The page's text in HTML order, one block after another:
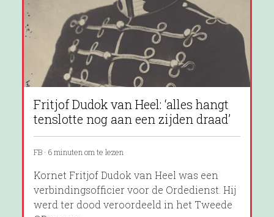
Fritjof Dudok van Heel: ‘alles hangt
tenslotte nog aan een zijden draad’
FB · 6 minuten om te lezen
Kornet Fritjof Dudok van Heel was een
verbindingsofficier voor de Ordedienst. Hij
werd ter dood veroordeeld in het Tweede